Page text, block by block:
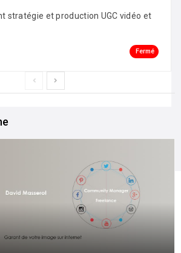
stratégie et production UGC vidéo et
Fermé